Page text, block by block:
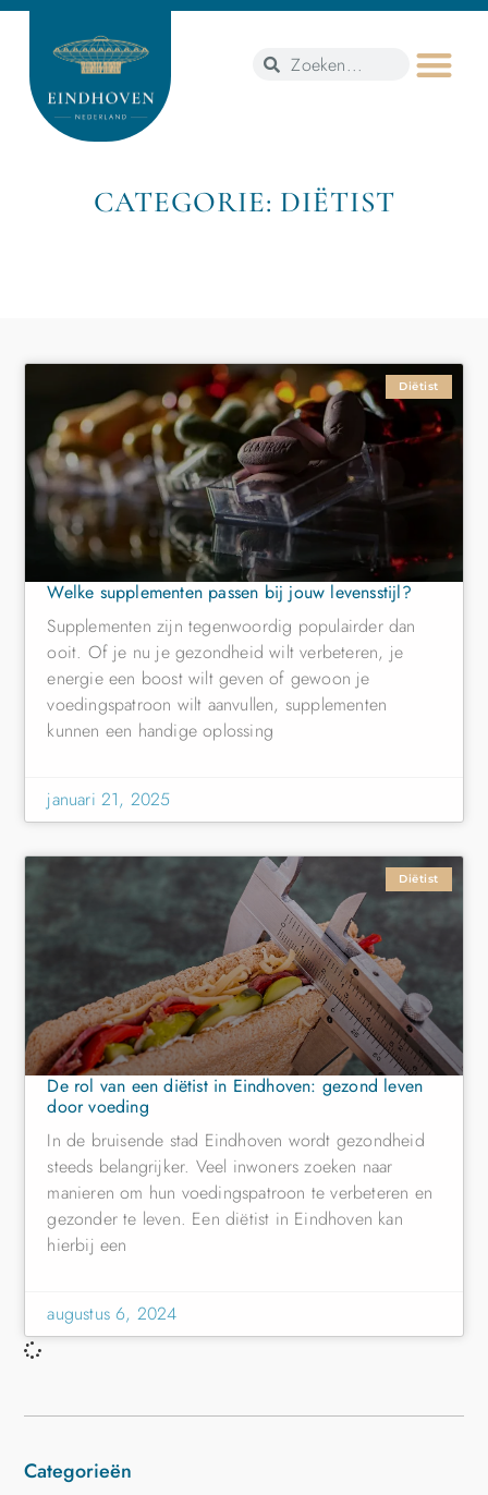
CATEGORIE: DIËTIST
Categorieën
Diëtist
Welke supplementen passen bij jouw levensstijl?
Supplementen zijn tegenwoordig populairder dan
ooit. Of je nu je gezondheid wilt verbeteren, je
energie een boost wilt geven of gewoon je
voedingspatroon wilt aanvullen, supplementen
kunnen een handige oplossing
januari 21, 2025
Diëtist
De rol van een diëtist in Eindhoven: gezond leven
door voeding
In de bruisende stad Eindhoven wordt gezondheid
steeds belangrijker. Veel inwoners zoeken naar
manieren om hun voedingspatroon te verbeteren en
gezonder te leven. Een diëtist in Eindhoven kan
hierbij een
augustus 6, 2024